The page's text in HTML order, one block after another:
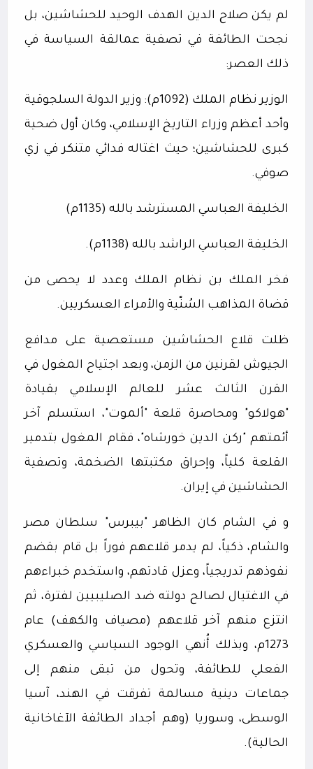
لم يكن صلاح الدين الهدف الوحيد للحشاشين، بل
نجحت الطائفة في تصفية عمالقة السياسة في
ذلك العصر:
الوزير نظام الملك (1092م): وزير الدولة السلجوقية
وأحد أعظم وزراء التاريخ الإسلامي، وكان أول ضحية
كبرى للحشاشين؛ حيث اغتاله فدائي متنكر في زي
صوفي.
الخليفة العباسي المسترشد بالله (1135م)
الخليفة العباسي الراشد بالله (1138م).
فخر الملك بن نظام الملك وعدد لا يحصى من
قضاة المذاهب السُنّية والأمراء العسكريين.
ظلت قلاع الحشاشين مستعصية على مدافع
الجيوش لقرنين من الزمن، وبعد اجتياح المغول في
القرن الثالث عشر للعالم الإسلامي بقيادة
"هولاكو" ومحاصرة قلعة "ألموت"، استسلم آخر
أئمتهم "ركن الدين خورشاه"، فقام المغول بتدمير
القلعة كلياً، وإحراق مكتبتها الضخمة، وتصفية
الحشاشين في إيران.
و في الشام كان الظاهر "بيبرس" سلطان مصر
والشام، ذكياً، لم يدمر قلاعهم فوراً بل قام بقضم
نفوذهم تدريجياً، وعزل قادتهم، واستخدم خبراءهم
في الاغتيال لصالح دولته ضد الصليبيين لفترة، ثم
انتزع منهم آخر قلاعهم (مصياف والكهف) عام
1273م، وبذلك أُنهي الوجود السياسي والعسكري
الفعلي للطائفة، وتحول من تبقى منهم إلى
جماعات دينية مسالمة تفرقت في الهند، آسيا
الوسطى، وسوريا (وهم أجداد الطائفة الآغاخانية
الحالية).